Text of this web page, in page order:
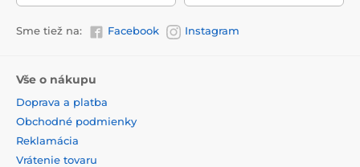
Sme tiež na: Facebook Instagram
Vše o nákupu
Doprava a platba
Obchodné podmienky
Reklamácia
Vrátenie tovaru